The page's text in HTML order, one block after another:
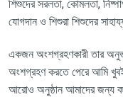
শিশুদের সরলতা, কোমলতা,
যোগদান ও শিশুরা শিশুদের
একজন অংশগ্রহণকারী তার
অংশগ্রহণ করতে পেরে আমি
আরোও অনুষ্ঠান আমাদের জন্য